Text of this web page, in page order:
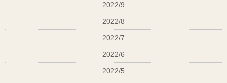
技術保証（再調整対応）
がすべて含まれています。
ヘアスタイルは「一瞬の仕上がり」ではなく、「1〜
2022/9
2022/8
2022/7
2022/6
2022/5